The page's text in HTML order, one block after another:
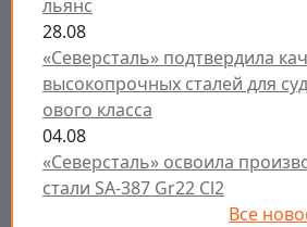
льянс
28.08
«Северсталь» подтвердила
высокопрочных сталей для
ового класса
04.08
«Северсталь» освоила
стали SA-387 Gr22 Cl2
Все